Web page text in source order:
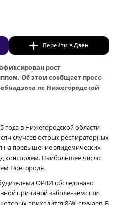
Перейти вДзен
рост
Об этом сообщает пресс-
по Нижегородской
года в Нижегородской области
случаев острых респираторных
на превышение эпидемических
контролем. Наибольшее число
Новгороде.
ОРВИ обследовано
причиной заболеваемости
приходится 86% случаев. В